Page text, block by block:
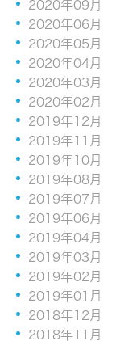
2020年09月
2020年06月
2020年05月
2020年04月
2020年03月
2020年02月
2019年12月
2019年11月
2019年10月
2019年08月
2019年07月
2019年06月
2019年04月
2019年03月
2019年02月
2019年01月
2018年12月
2018年11月